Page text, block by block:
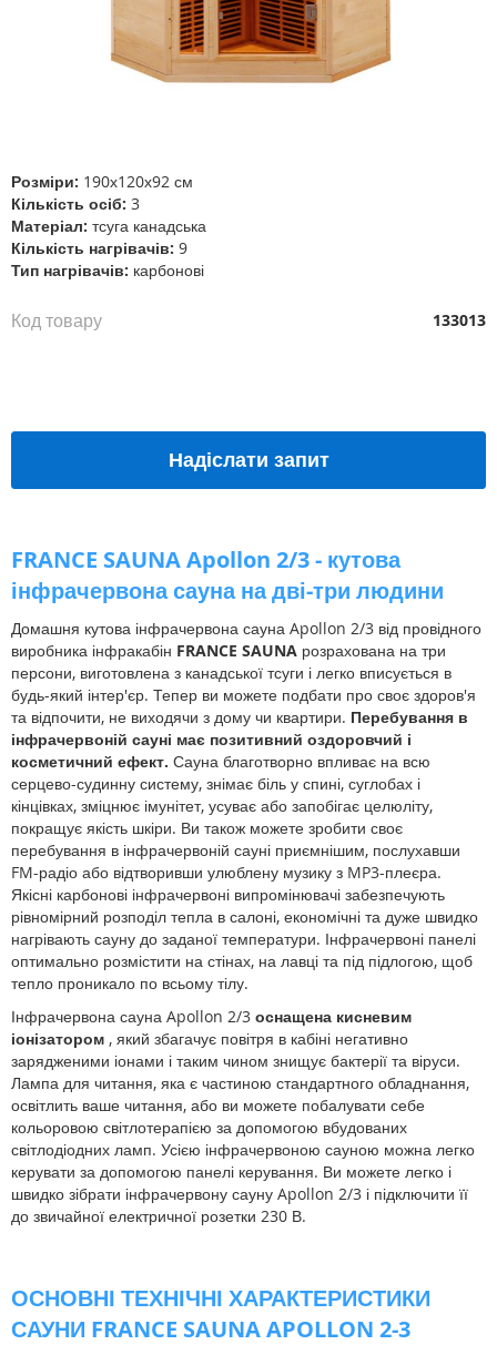
зображень
Розміри: 190х120х92 см
Кількість осіб: 3
Матеріал: тсуга канадська
Кількість нагрівачів: 9
Тип нагрівачів: карбонові
Код товару 133013
Надіслати запит
FRANCE SAUNA Apollon 2/3 - кутова
інфрачервона сауна на дві-три людини
Домашня кутова інфрачервона сауна Apollon 2/3 від провідного
виробника інфракабін FRANCE SAUNA розрахована на три
персони, виготовлена ​​з канадської тсуги і легко вписується в
будь-який інтер'єр. Тепер ви можете подбати про своє здоров'я
та відпочити, не виходячи з дому чи квартири. Перебування в
інфрачервоній сауні має позитивний оздоровчий і
косметичний ефект. Сауна благотворно впливає на всю
серцево-судинну систему, знімає біль у спині, суглобах і
кінцівках, зміцнює імунітет, усуває або запобігає целюліту,
покращує якість шкіри. Ви також можете зробити своє
перебування в інфрачервоній сауні приємнішим, послухавши
FM-радіо або відтворивши улюблену музику з MP3-плеєра.
Якісні карбонові інфрачервоні випромінювачі забезпечують
рівномірний розподіл тепла в салоні, економічні та дуже швидко
нагрівають сауну до заданої температури. Інфрачервоні панелі
оптимально розмістити на стінах, на лавці та під підлогою, щоб
тепло проникало по всьому тілу.
Інфрачервона сауна Apollon 2/3 оснащена кисневим
іонізатором , який збагачує повітря в кабіні негативно
зарядженими іонами і таким чином знищує бактерії та віруси.
Лампа для читання, яка є частиною стандартного обладнання,
освітлить ваше читання, або ви можете побалувати себе
кольоровою світлотерапією за допомогою вбудованих
світлодіодних ламп. Усією інфрачервоною сауною можна легко
керувати за допомогою панелі керування. Ви можете легко і
швидко зібрати інфрачервону сауну Apollon 2/3 і підключити її
до звичайної електричної розетки 230 В.
ОСНОВНІ ТЕХНІЧНІ ХАРАКТЕРИСТИКИ
САУНИ FRANCE SAUNAAPOLLON 2-3